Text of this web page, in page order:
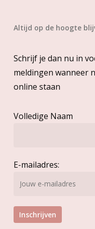
Altijd op de hoogte
Schrijf je dan nu in
meldingen wanneer
online staan
Volledige Naam
E-mailadres: